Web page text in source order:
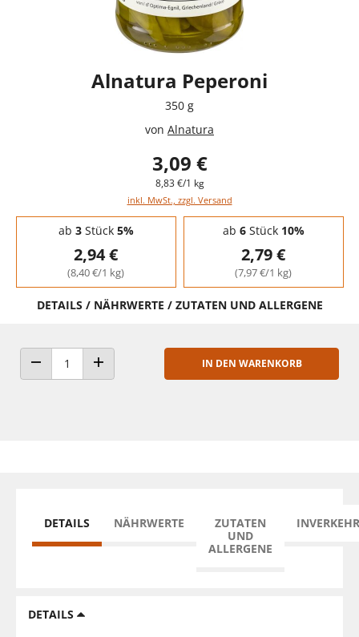
Alnatura Peperoni
350 g
von Alnatura
3,09 €
8,83 €/1 kg
inkl. MwSt., zzgl. Versand
Staffelpreise - Mengenrabatt
ab 3Stück 5%
2,94 €
(8,40 €/1 kg)
ab 6Stück 10%
2,79 €
(7,97 €/1 kg)
DETAILS / NÄHRWERTE / ZUTATEN UND ALLERGENE
ANZAHL VERRINGERNANZAHL ERHÖHEN
IN DEN WARENKORB
DETAILS NÄHRWERTE
ZUTATEN
UND
ALLERGENE
DETAILS